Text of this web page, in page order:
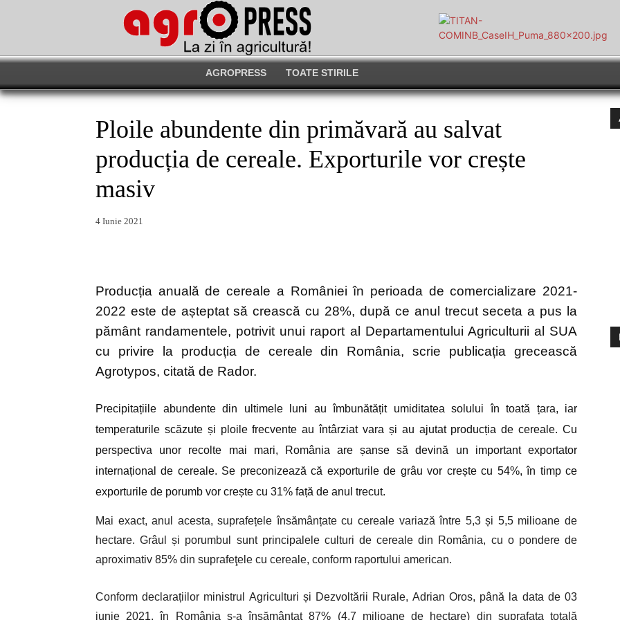
AGROPRESS TOATE STIRILE
Ploile abundente din primăvară au salvat
producția de cereale. Exporturile vor crește
masiv
4 Iunie 2021
Producția anuală de cereale a României în perioada de comercializare 2021-
2022 este de așteptat să crească cu 28%, după ce anul trecut seceta a pus la
pământ randamentele, potrivit unui raport al Departamentului Agriculturii al SUA
cu privire la producția de cereale din România, scrie publicația grecească
Agrotypos, citată de Rador.
Precipitațiile abundente din ultimele luni au îmbunătățit umiditatea solului în toată țara, iar
temperaturile scăzute și ploile frecvente au întârziat vara și au ajutat producția de cereale. Cu
perspectiva unor recolte mai mari, România are șanse să devină un important exportator
internațional de cereale. Se preconizează că exporturile de grâu vor crește cu 54%, în timp ce
exporturile de porumb vor crește cu 31% față de anul trecut.
Mai exact, anul acesta, suprafețele însămânțate cu cereale variază între 5,3 și 5,5 milioane de
hectare. Grâul și porumbul sunt principalele culturi de cereale din România, cu o pondere de
aproximativ 85% din suprafeţele cu cereale, conform raportului american.
Conform declarațiilor ministrul Agriculturi și Dezvoltării Rurale, Adrian Oros, până la data de 03
iunie 2021, în România s-a însămânțat 87% (4,7 milioane de hectare) din suprafața totală